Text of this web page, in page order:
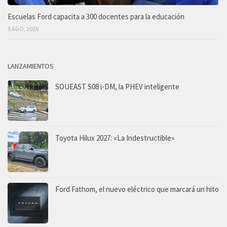
Escuelas Ford capacita a 300 docentes para la educación
5 AGO, 2026
LANZAMIENTOS
SOUEAST S08 i-DM, la PHEV inteligente
Toyota Hilux 2027: «La Indestructible»
Ford Fathom, el nuevo eléctrico que marcará un hito